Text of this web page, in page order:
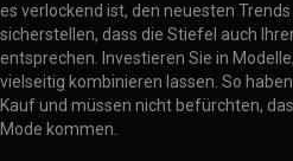
es verlockend ist, den neuesten
sicherstellen, dass die Stiefel auch
entsprechen. Investieren Sie in
vielseitig kombinieren lassen. So
Kauf und müssen nicht befürchten,
Mode kommen.